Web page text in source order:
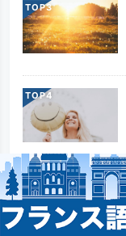
TOP
TOP
TOP